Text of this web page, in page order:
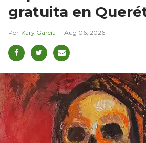
gratuita en
Kary García Aug 06, 2026